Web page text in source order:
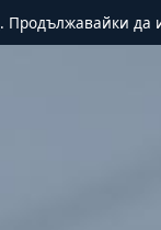
. Продължавайки да